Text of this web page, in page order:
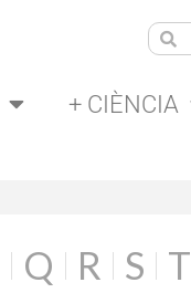
+ CIÈNCIA
Q R S T